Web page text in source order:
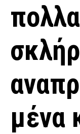
μένα